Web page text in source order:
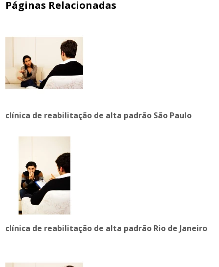
Páginas Relacionadas
clínica de reabilitação de alta padrão São Paulo
clínica de reabilitação de alta padrão Rio de Janeiro